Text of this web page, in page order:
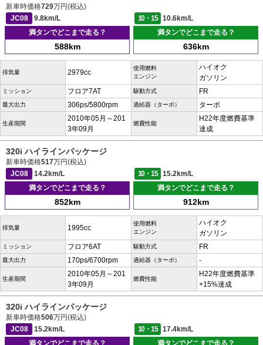
新車時価格729万円(税込)
JC08
9.8km/L 10・15
10.6km/L
満タンでどこまで走る？
588km
満タンでどこまで走る？
636km
排気量 2979cc
使用燃料
エンジン
ハイオク
ガソリン
ミッション フロア7AT 駆動方式 FR
最大出力 306ps/5800rpm 過給器（ターボ） ターボ
生産期間
2010年05月～201
3年09月
燃費性能
H22年度燃費基準
達成
320i ハイラインパッケージ
新車時価格517万円(税込)
JC08
14.2km/L 10・15
15.2km/L
満タンでどこまで走る？
852km
満タンでどこまで走る？
912km
排気量 1995cc
使用燃料
エンジン
ハイオク
ガソリン
ミッション フロア6AT 駆動方式 FR
最大出力 170ps/6700rpm 過給器（ターボ） -
生産期間
2010年05月～201
3年09月
燃費性能
H22年度燃費基準
+15%達成
320i ハイラインパッケージ
新車時価格506万円(税込)
JC08
15.2km/L 10・15
17.4km/L